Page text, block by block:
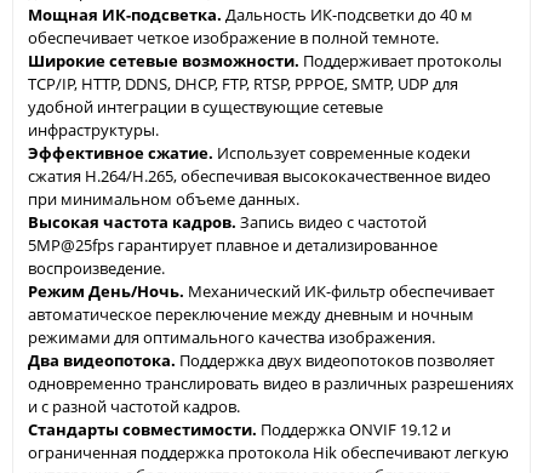
Мощная ИК-подсветка. Дальность ИК-подсветки до 40 м
обеспечивает четкое изображение в полной темноте.
Широкие сетевые возможности. Поддерживает протоколы
TCP/IP, HTTP, DDNS, DHCP, FTP, RTSP, PPPOE, SMTP, UDP для
удобной интеграции в существующие сетевые
инфраструктуры.
Эффективное сжатие. Использует современные кодеки
сжатия H.264/H.265, обеспечивая высококачественное видео
при минимальном объеме данных.
Высокая частота кадров. Запись видео с частотой
5MP@25fps гарантирует плавное и детализированное
воспроизведение.
Режим День/Ночь. Механический ИК-фильтр обеспечивает
автоматическое переключение между дневным и ночным
режимами для оптимального качества изображения.
Два видеопотока. Поддержка двух видеопотоков позволяет
одновременно транслировать видео в различных разрешениях
и с разной частотой кадров.
Стандарты совместимости. Поддержка ONVIF 19.12 и
ограниченная поддержка протокола Hik обеспечивают легкую